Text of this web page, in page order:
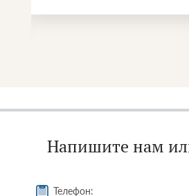
Напишите нам
Телефон: